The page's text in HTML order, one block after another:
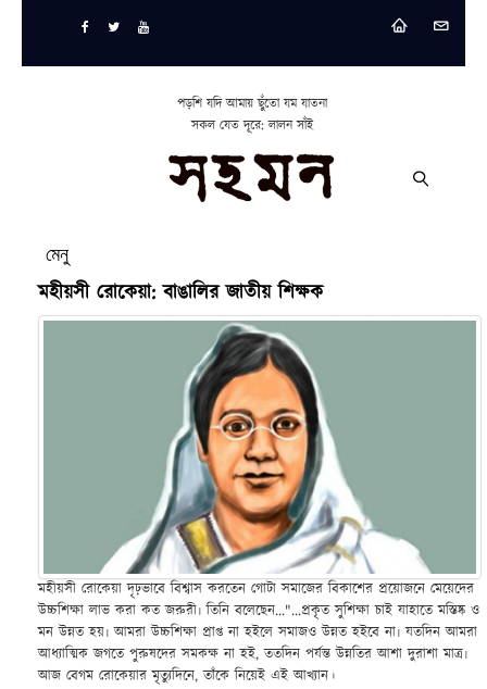
পড়শি যদি আমায় ছুঁতো যম যাতনা
সকল যেত দূরে: লালন সাঁই
মেনু
মহীয়সী রোকেয়া: বাঙালির জাতীয় শিক্ষক
মহীয়সী রোকেয়া দৃঢ়ভাবে বিশ্বাস করতেন গোটা সমাজের বিকাশের প্রয়োজনে মেয়েদের
উচ্চশিক্ষা লাভ করা কত জরুরী৷ তিনি বলেছেন..."...প্রকৃত সুশিক্ষা চাই যাহাতে মস্তিষ্ক ও
মন উন্নত হয়৷ আমরা উচ্চশিক্ষা প্রাপ্ত না হইলে সমাজও উন্নত হইবে না৷ যতদিন আমরা
আধ‍্যাত্মিক জগতে পুরুষদের সমকক্ষ না হই, ততদিন পর্যন্ত উন্নতির আশা দুরাশা মাত্র৷
আজ বেগম রোকেয়ার মৃত্যুদিনে, তাঁকে নিয়েই এই আখ্যান।